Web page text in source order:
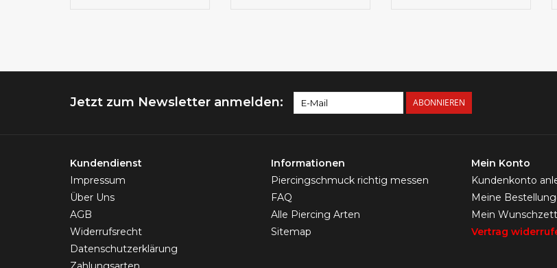
Jetzt zum Newsletter anmelden: ABONNIEREN
Kundendienst
Impressum
Über Uns
AGB
Widerrufsrecht
Datenschutzerklärung
Informationen
Piercingschmuck richtig messen
FAQ
Alle Piercing Arten
Sitemap
Mein Konto
Kundenkonto
Meine
Mein
Vertrag